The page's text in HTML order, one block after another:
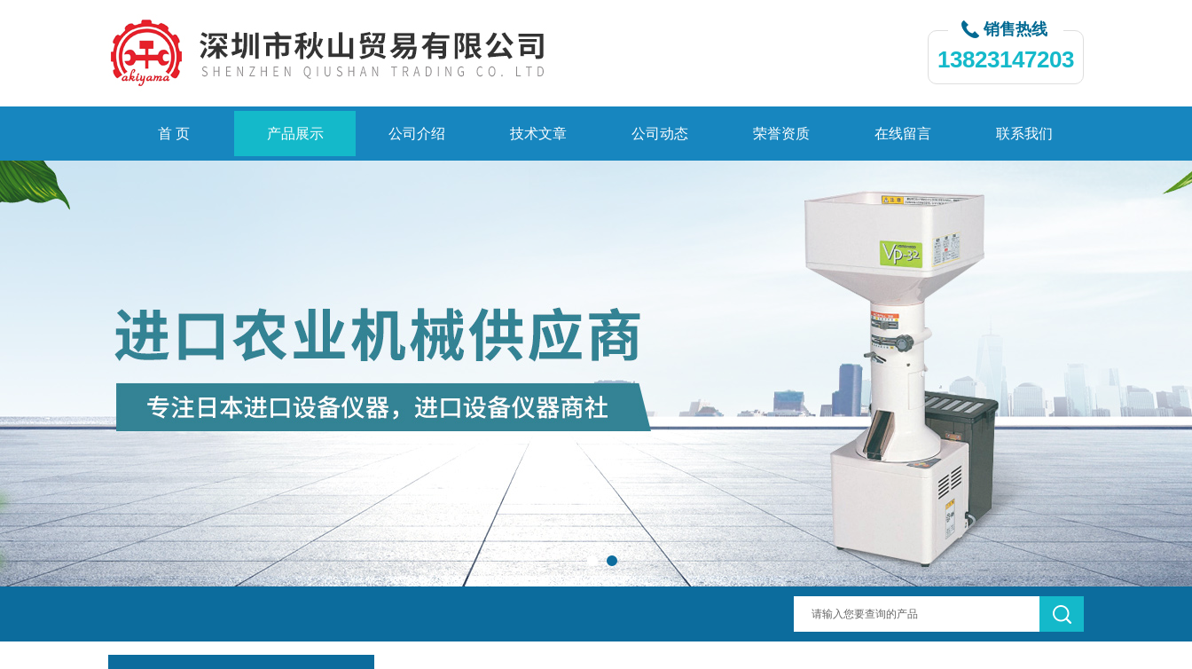
销售热线
13823147203
首 页 产品展示 公司介绍 技术文章 公司动态 荣誉资质 在线留言 联系我们